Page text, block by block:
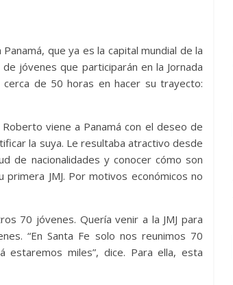
que ya es la capital mundial de la
jóvenes que participarán en la Jornada
cerca de 50 horas en hacer su trayecto:
viene a Panamá con el deseo de
la suya. Le resultaba atractivo desde
de nacionalidades y conocer cómo son
JMJ. Por motivos económicos no
70 jóvenes. Quería venir a la JMJ para
“En Santa Fe solo nos reunimos 70
estaremos miles”, dice. Para ella, esta